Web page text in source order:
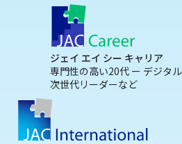
ジェイ エイ シー キャリア
専門性の高い20代 ー デジタ
次世代リーダーなど